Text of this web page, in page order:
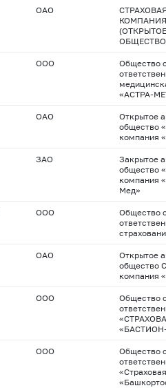
ОАО
ООО
Общество
«АСТРА-
ОАО
Открытое
общество
компания
ЗАО
Закрытое
общество
компания
Мед»
ООО
Общество
ОАО
Открытое
общество
компания
ООО
Общество
ООО
Общество